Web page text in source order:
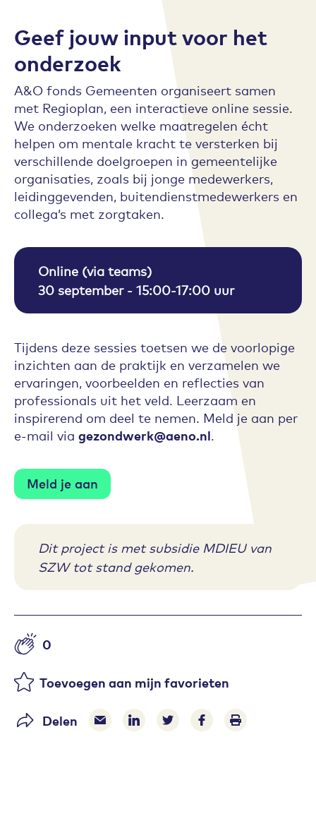
Geef jouw input voor het
onderzoek
A&O fonds Gemeenten organiseert samen
met Regioplan, een interactieve online sessie.
We onderzoeken welke maatregelen écht
helpen om mentale kracht te versterken bij
verschillende doelgroepen in gemeentelijke
organisaties, zoals bij jonge medewerkers,
leidinggevenden, buitendienstmedewerkers en
collega’s met zorgtaken.
Online (via teams)
30 september - 15:00-17:00 uur
Tijdens deze sessies toetsen we de voorlopige
inzichten aan de praktijk en verzamelen we
ervaringen, voorbeelden en reflecties van
professionals uit het veld. Leerzaam en
inspirerend om deel te nemen. Meld je aan per
e-mail via gezondwerk@aeno.nl.
Meld je aan
Dit project is met subsidie MDIEU van
SZW tot stand gekomen.
Aantal likes
0
Toevoegen aan mijn favorieten
Delen Delen via e-mail
Delen via LinkedIn
Deel op Twitter
Deel op Facebook
Print pagina